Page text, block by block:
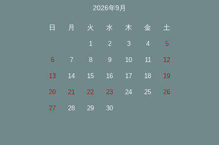
2026年9月
日 月 火 水 木 金 土
1 2 3 4 5
6 7 8 9 10 11 12
13 14 15 16 17 18 19
20 21 22 23 24 25 26
27 28 29 30